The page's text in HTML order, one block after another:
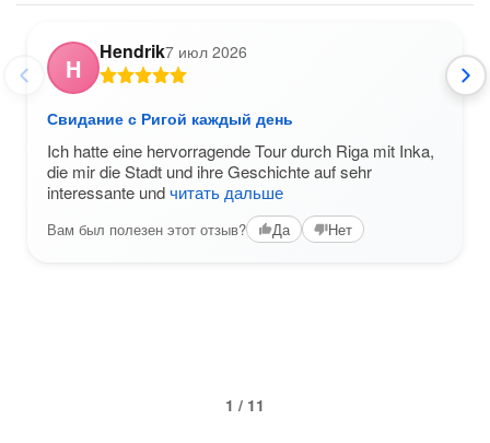
H
Hendrik7 июл 2026
Свидание с Ригой каждый день
Ich hatte eine hervorragende Tour durch Riga mit Inka,
die mir die Stadt und ihre Geschichte auf sehr
interessante undчитать дальше
Вам был полезен этот отзыв? Да Нет
1 / 11